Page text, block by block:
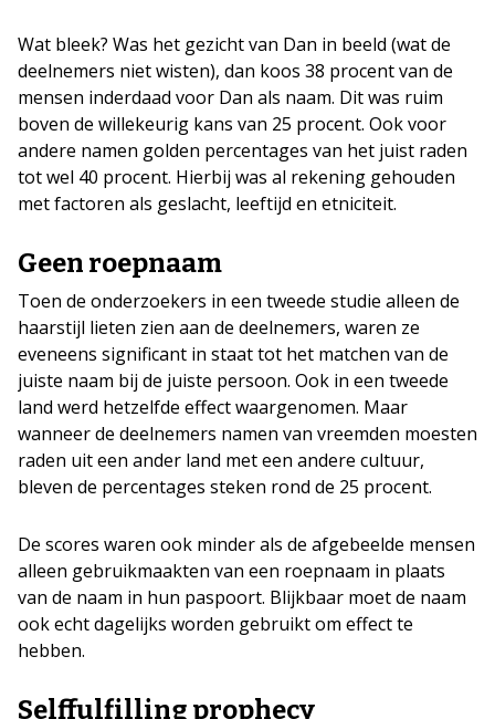
Wat bleek? Was het gezicht van Dan in beeld (wat de
deelnemers niet wisten), dan koos 38 procent van de
mensen inderdaad voor Dan als naam. Dit was ruim
boven de willekeurig kans van 25 procent. Ook voor
andere namen golden percentages van het juist raden
tot wel 40 procent. Hierbij was al rekening gehouden
met factoren als geslacht, leeftijd en etniciteit.
Geen roepnaam
Toen de onderzoekers in een tweede studie alleen de
haarstijl lieten zien aan de deelnemers, waren ze
eveneens significant in staat tot het matchen van de
juiste naam bij de juiste persoon. Ook in een tweede
land werd hetzelfde effect waargenomen. Maar
wanneer de deelnemers namen van vreemden moesten
raden uit een ander land met een andere cultuur,
bleven de percentages steken rond de 25 procent.
De scores waren ook minder als de afgebeelde mensen
alleen gebruikmaakten van een roepnaam in plaats
van de naam in hun paspoort. Blijkbaar moet de naam
ook echt dagelijks worden gebruikt om effect te
hebben.
Selffulfilling prophecy